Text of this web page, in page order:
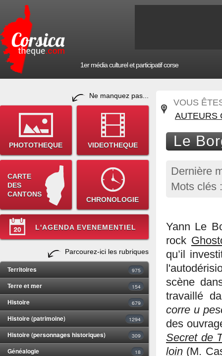
1er média culturel et participatif corse
Ne manquez pas...
PHOTOTHEQUE VIDEOTHEQUE
CARTE
DES
CANTONS
CHRONOLOGIE
L'AGENDA EVENEMENTIEL
Parcourez-ici les rubriques
Territoires 975
Terre et mer 154
Histoire 679
Histoire (patrimoine) 1294
Histoire (personnages historiques) 309
Généalogie 18
VOUS
AUTEURS
Le
Dernière
Mots clés
Yann Le
rock
qu’il
scène
travaillé
corre u
des
Secret de
loin (M.